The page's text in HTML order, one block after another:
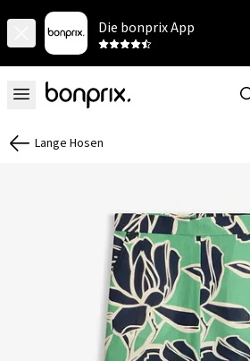
Die bonprix App
Lange Hosen